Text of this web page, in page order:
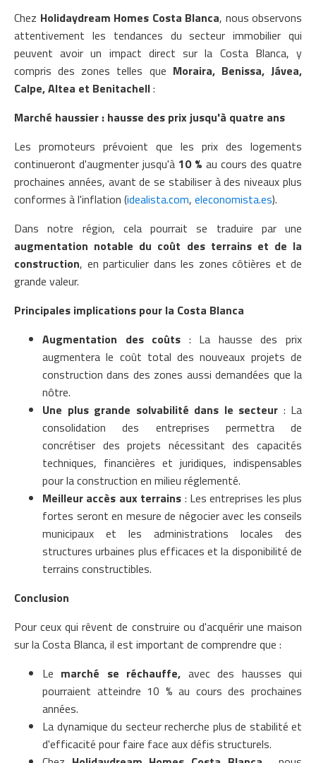
Chez Holidaydream Homes Costa Blanca, nous observons
attentivement les tendances du secteur immobilier qui
peuvent avoir un impact direct sur la Costa Blanca, y
compris des zones telles que Moraira, Benissa, Jávea,
Calpe, Altea et Benitachell:
Marché haussier : hausse des prix jusqu'à quatre ans
Les promoteurs prévoient que les prix des logements
continueront d'augmenter jusqu'à 10 % au cours des quatre
prochaines années, avant de se stabiliser à des niveaux plus
conformes à l'inflation (idealista.com, eleconomista.es).
Dans notre région, cela pourrait se traduire par une
augmentation notable du coût des terrains et de la
construction, en particulier dans les zones côtières et de
grande valeur.
Principales implications pour la Costa Blanca
Augmentation des coûts : La hausse des prix
augmentera le coût total des nouveaux projets de
construction dans des zones aussi demandées que la
nôtre.
Une plus grande solvabilité dans le secteur : La
consolidation des entreprises permettra de
concrétiser des projets nécessitant des capacités
techniques, financières et juridiques, indispensables
pour la construction en milieu réglementé.
Meilleur accès aux terrains : Les entreprises les plus
fortes seront en mesure de négocier avec les conseils
municipaux et les administrations locales des
structures urbaines plus efficaces et la disponibilité de
terrains constructibles.
Conclusion
Pour ceux qui rêvent de construire ou d'acquérir une maison
sur la Costa Blanca, il est important de comprendre que :
Le marché se réchauffe, avec des hausses qui
pourraient atteindre 10 % au cours des prochaines
années.
La dynamique du secteur recherche plus de stabilité et
d'efficacité pour faire face aux défis structurels.